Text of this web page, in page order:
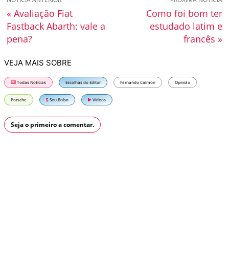
Como foi bom ter
estudado latim e
francês »
« Avaliação Fiat
Fastback Abarth: vale a
pena?
VEJA MAIS SOBRE
Todas Notícias Escolhas do Editor Fernando Calmon Opinião
Porsche Seu Bolso Vídeos
Seja o primeiro a comentar.